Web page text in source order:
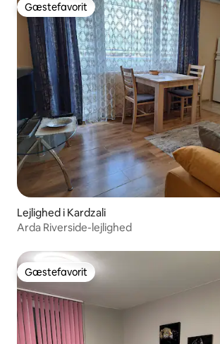
Gæstefavorit
Gæstefavorit
Lejlighed i Kardzali
Arda Riverside-lejlighed
Gæstefavorit
Gæstefavorit